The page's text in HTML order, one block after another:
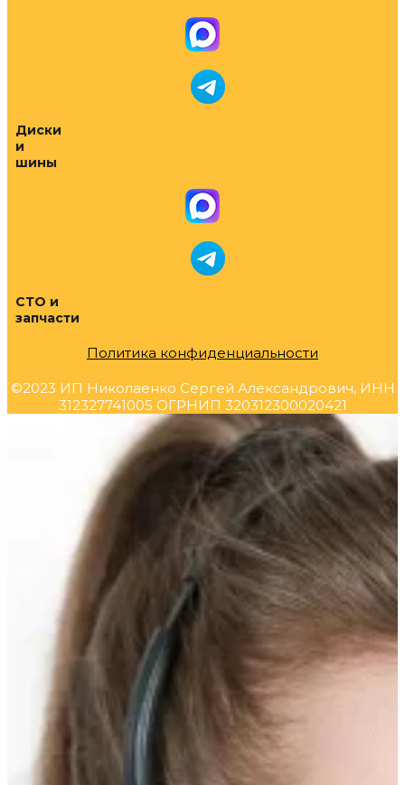
Диски
и
шины
СТО и
запчасти
Политика конфиденциальности
©2023 ИП Николаенко Сергей Александрович, ИНН
312327741005 ОГРНИП 320312300020421